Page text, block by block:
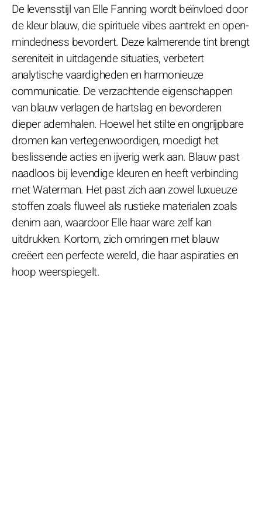
De levensstijl van Elle Fanning wordt beïnvloed door
de kleur blauw, die spirituele vibes aantrekt en open-
mindedness bevordert. Deze kalmerende tint brengt
sereniteit in uitdagende situaties, verbetert
analytische vaardigheden en harmonieuze
communicatie. De verzachtende eigenschappen
van blauw verlagen de hartslag en bevorderen
dieper ademhalen. Hoewel het stilte en ongrijpbare
dromen kan vertegenwoordigen, moedigt het
beslissende acties en ijverig werk aan. Blauw past
naadloos bij levendige kleuren en heeft verbinding
met Waterman. Het past zich aan zowel luxueuze
stoffen zoals fluweel als rustieke materialen zoals
denim aan, waardoor Elle haar ware zelf kan
uitdrukken. Kortom, zich omringen met blauw
creëert een perfecte wereld, die haar aspiraties en
hoop weerspiegelt.